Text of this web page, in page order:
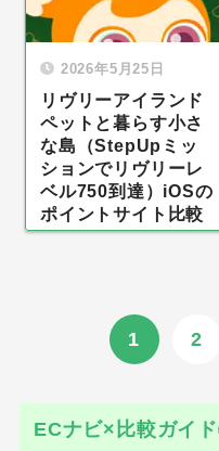
2026年5月25日
リヴリーアイランド
ペットと暮らす小さ
な島（StepUpミッ
ションでリヴリーレ
ベル750到達）iOSの
ポイントサイト比較
1 2
ECナビ×比較ガイ